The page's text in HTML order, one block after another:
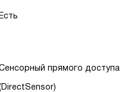
Есть
прямого доступа